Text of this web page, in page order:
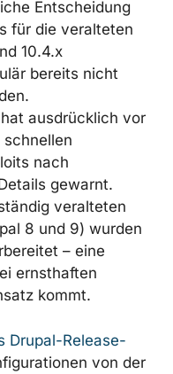
Entscheidung
für die veralteten
10.4.x
bereits nicht
ausdrücklich vor
nach
gewarnt.
veralteten
8 und 9) wurden
– eine
ernsthaften
kommt.
Drupal-Release-
von der